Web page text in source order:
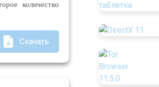
количество
Скачать